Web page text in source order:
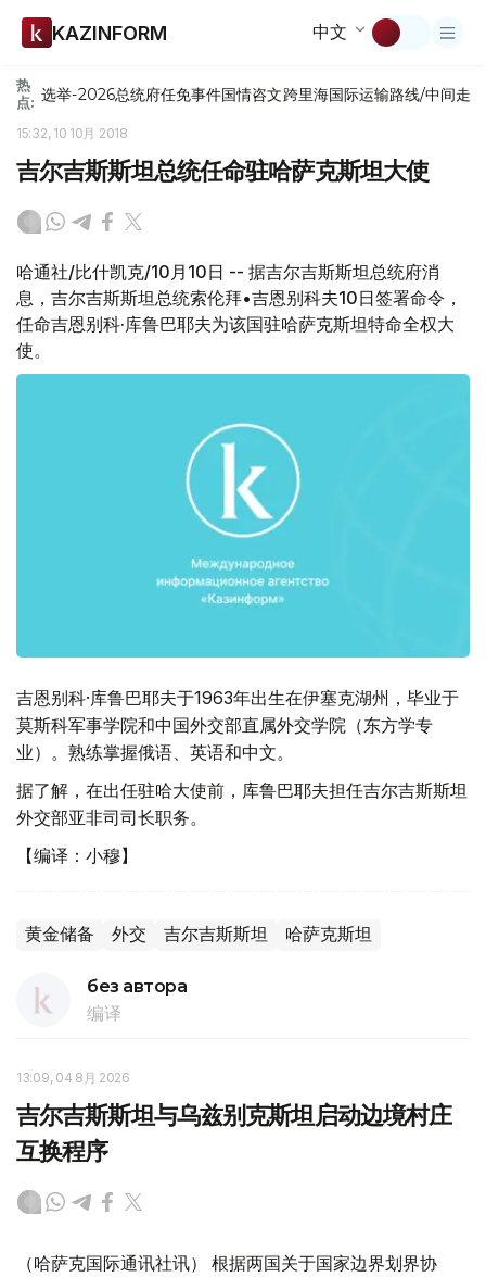
KAZINFORM 中文
热
点: 选举-2026总统府任免事件国情咨文跨里海国际运输路线/中间走廊
15:32, 10 10月 2018
吉尔吉斯斯坦总统任命驻哈萨克斯坦大使
哈通社/比什凯克/10月10日 -- 据吉尔吉斯斯坦总统府消
息，吉尔吉斯斯坦总统索伦拜•吉恩别科夫10日签署命令，
任命吉恩别科·库鲁巴耶夫为该国驻哈萨克斯坦特命全权大
使。
吉恩别科·库鲁巴耶夫于1963年出生在伊塞克湖州，毕业于
莫斯科军事学院和中国外交部直属外交学院（东方学专
业）。熟练掌握俄语、英语和中文。
据了解，在出任驻哈大使前，库鲁巴耶夫担任吉尔吉斯斯坦
外交部亚非司司长职务。
【编译：小穆】
黄金储备 外交 吉尔吉斯斯坦 哈萨克斯坦
без автора
编译
13:09, 04 8月 2026
吉尔吉斯斯坦与乌兹别克斯坦启动边境村庄
互换程序
（哈萨克国际通讯社讯） 根据两国关于国家边界划界协